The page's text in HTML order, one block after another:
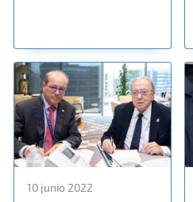
10 junio 2022